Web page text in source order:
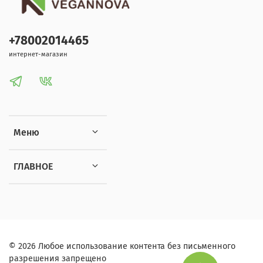
Меню
ГЛАВНОЕ
+78002014465
интернет-магазин
© 2026 Любое использование контента без письменного
разрешения запрещено